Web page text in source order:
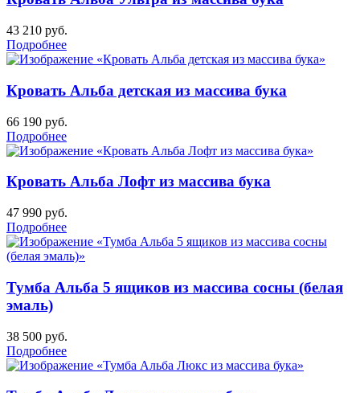
43 210 руб.
Подробнее
Кровать Альба детская из массива бука
66 190 руб.
Подробнее
Кровать Альба Лофт из массива бука
47 990 руб.
Подробнее
Тумба Альба 5 ящиков из массива сосны (белая
эмаль)
38 500 руб.
Подробнее